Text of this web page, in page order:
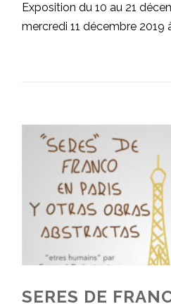
Exposition du 10 au 21
mercredi 11 décembre 2019
SERES DE